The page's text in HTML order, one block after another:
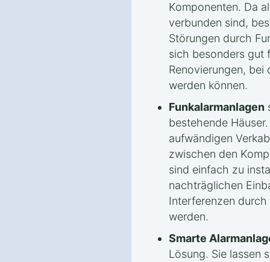
Komponenten. Da
verbunden sind,
Störungen durch
sich besonders gut
Renovierungen,
werden können.
Funkalarmanlagen
bestehende
aufwändigen
zwischen den
sind einfach zu
nachträglichen
Interferenzen
werden.
Smarte
Lösung. Sie lassen